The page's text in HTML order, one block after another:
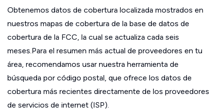
Obtenemos datos de cobertura localizada mostrados en
nuestros mapas de cobertura de la base de datos de
cobertura de la FCC, la cual se actualiza cada seis
meses.Para el resumen más actual de proveedores en tu
área, recomendamos usar nuestra herramienta de
búsqueda por código postal, que ofrece los datos de
cobertura más recientes directamente de los proveedores
de servicios de internet (ISP).